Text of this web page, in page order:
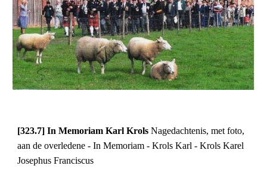
[323.7] In Memoriam Karl Krols Nagedachtenis, met foto,
aan de overledene - In Memoriam - Krols Karl - Krols Karel
Josephus Franciscus